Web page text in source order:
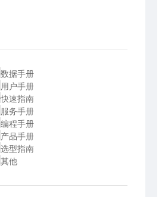
数据手册
用户手册
快速指南
服务手册
编程手册
产品手册
选型指南
其他